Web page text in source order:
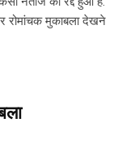
रोमांचक मुकाबला देखने